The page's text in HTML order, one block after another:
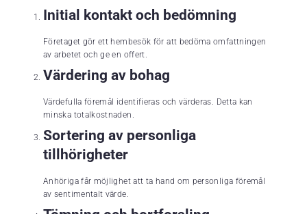
Initial kontakt och bedömning
Företaget gör ett hembesök för att bedöma omfattningen
av arbetet och ge en offert.
Värdering av bohag
Värdefulla föremål identifieras och värderas. Detta kan
minska totalkostnaden.
Sortering av personliga
tillhörigheter
Anhöriga får möjlighet att ta hand om personliga föremål
av sentimentalt värde.